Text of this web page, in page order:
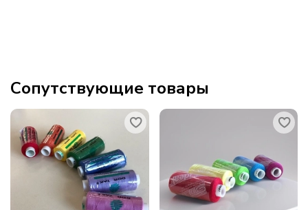
Сопутствующие товары